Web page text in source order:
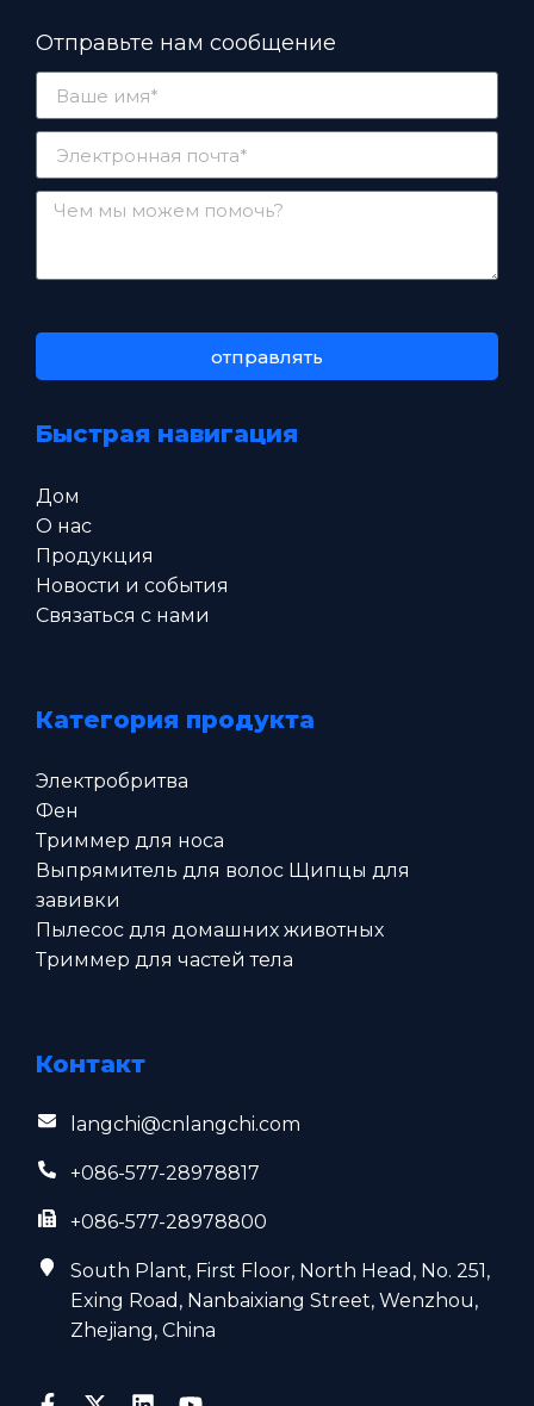
Отправьте нам сообщение
отправлять
Быстрая навигация
Дом
О нас
Продукция
Новости и события
Связаться с нами
Категория продукта
Электробритва
Фен
Триммер для носа
Выпрямитель для волос Щипцы для
завивки
Пылесос для домашних животных
Триммер для частей тела
Контакт
langchi@cnlangchi.com
+086-577-28978817
+086-577-28978800
South Plant, First Floor, North Head, No. 251,
Exing Road, Nanbaixiang Street, Wenzhou,
Zhejiang, China